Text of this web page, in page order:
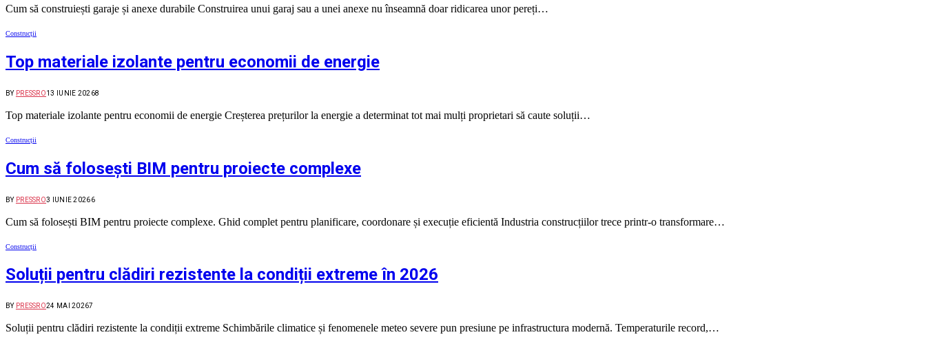
Cum să construiești garaje și anexe durabile Construirea unui garaj sau a unei anexe nu înseamnă doar ridicarea unor pereți…
Construcții
Top materiale izolante pentru economii de energie
BY PRESSRO13 IUNIE 20268
Top materiale izolante pentru economii de energie Creșterea prețurilor la energie a determinat tot mai mulți proprietari să caute soluții…
Construcții
Cum să folosești BIM pentru proiecte complexe
BY PRESSRO3 IUNIE 20266
Cum să folosești BIM pentru proiecte complexe. Ghid complet pentru planificare, coordonare și execuție eficientă Industria construcțiilor trece printr-o transformare…
Construcții
Soluții pentru clădiri rezistente la condiții extreme în 2026
BY PRESSRO24 MAI 20267
Soluții pentru clădiri rezistente la condiții extreme Schimbările climatice și fenomenele meteo severe pun presiune pe infrastructura modernă. Temperaturile record,…